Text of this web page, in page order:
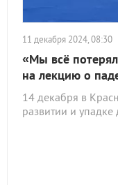
11 декабря 2024, 08:30
«Мы всё
на лекцию о
14 декабря в
развитии и